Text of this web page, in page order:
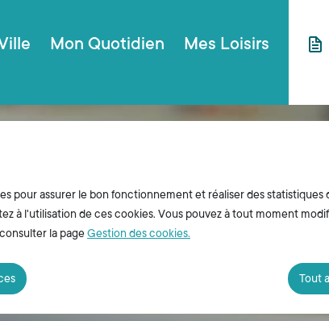
pour assurer le bon fonctionnement et réaliser des statistiques
à l'utilisation de ces cookies. Vous pouvez à tout moment
la pageGestion des cookies.
Tout
Mon Quotidien Mes Loisirs